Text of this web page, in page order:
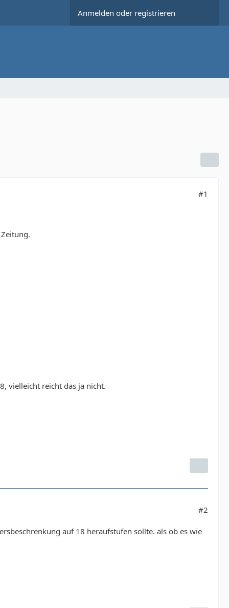
Anmelden oder registrieren
#1
vielleicht reicht das ja nicht.
#2
auf 18 heraufstufen sollte. als ob es wie